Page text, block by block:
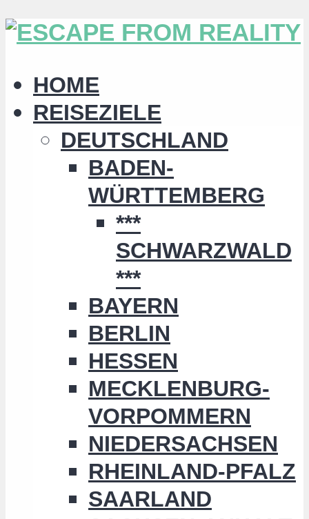
HOME
REISEZIELE
DEUTSCHLAND
BADEN-
WÜRTTEMBERG
***
SCHWARZWALD
***
BAYERN
BERLIN
HESSEN
MECKLENBURG-
VORPOMMERN
NIEDERSACHSEN
RHEINLAND-PFALZ
SAARLAND